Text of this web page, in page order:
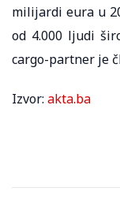
milijardi eura u
od 4.000 ljudi
cargo-partner je
Izvor: akta.ba